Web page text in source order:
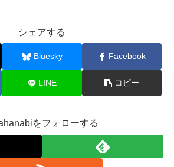
シェアする
Bluesky Facebook
LINE コピー
をフォローする